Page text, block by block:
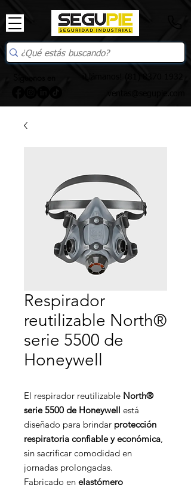
Respirador
reutilizable North®
serie 5500 de
Honeywell
El respirador reutilizable North®
serie 5500 de Honeywell está
diseñado para brindar protección
respiratoria confiable y económica,
sin sacrificar comodidad en
jornadas prolongadas.
Fabricado en elastómero